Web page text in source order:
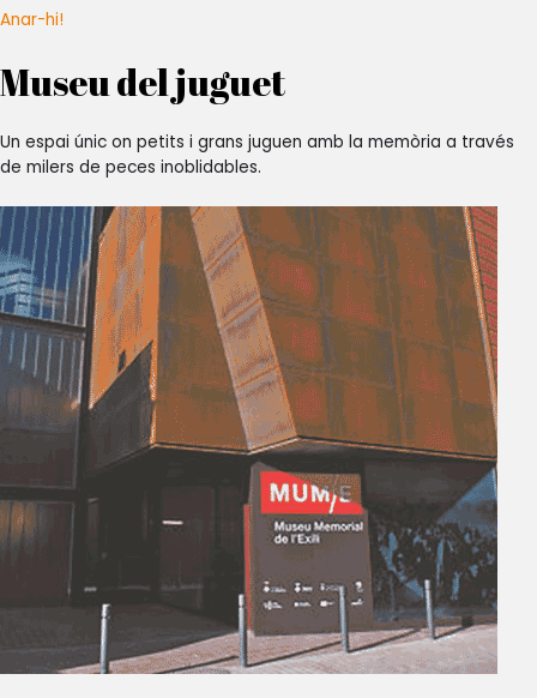
Anar-hi!
Museu del juguet
Un espai únic on petits i grans juguen amb la memòria a través
de milers de peces inoblidables.